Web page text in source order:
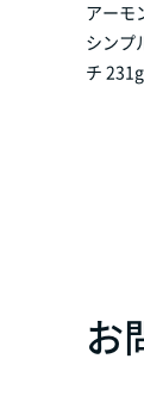
アーモ
シンプ
チ 231g
お